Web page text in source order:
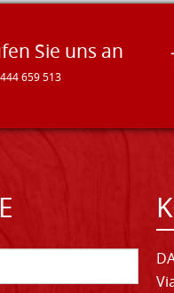
Sie uns an
659 513